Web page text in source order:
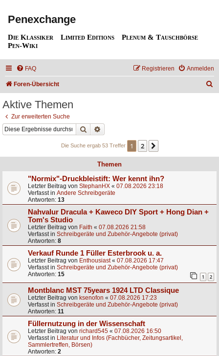
Penexchange
Die Klassiker Limited Editions
Plenum & Tauschbörse
Pen-Wiki
FAQ Anmelden
Registrieren
Foren-Übersicht
Aktive Themen
Zur erweiterten Suche
Suche
Die Suche ergab 53 Treffer 1 2
Themen
"Normix"-Druckbleistift: Wer kennt ihn?
Letzter Beitrag von StephanHX « 07.08.2026 23:18
Verfasst in Andere Schreibgeräte
Antworten: 13
Nahvalur Dracula + Kaweco DIY Sport + Hong Dian +
Tom's Studio
Letzter Beitrag von Faith « 07.08.2026 21:58
Verfasst in Schreibgeräte und Zubehör-Angebote (privat)
Antworten: 8
Verkauf Runde 1 Füller Esterbrook u. a.
Letzter Beitrag von Enthousiast« 07.08.2026 17:47
Verfasst in Schreibgeräte und Zubehör-Angebote (privat)
Antworten: 15 1 2
Montblanc MST 75years 1924 LTD Classique
Letzter Beitrag von ksenofon « 07.08.2026 17:23
Verfasst in Schreibgeräte und Zubehör-Angebote (privat)
Antworten: 11
Füllernutzung in der Wissenschaft
Letzter Beitrag von richard545 « 07.08.2026 16:50
Verfasst in Literatur und Infos (Fachbücher, Zeitungsartikel,
Sammlertreffen, Börsen)
Antworten: 2